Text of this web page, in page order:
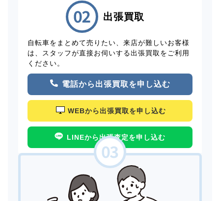
出張買取
自転車をまとめて売りたい、来店が難しいお客様
は、スタッフが直接お伺いする出張買取をご利用
ください。
電話から出張買取を申し込む
WEBから出張買取を申し込む
LINEから出張査定を申し込む